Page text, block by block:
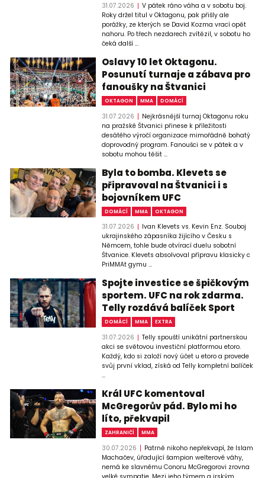
31.07.2026
V pátek ráno váha a v sobotu boj.
Roky držel titul v Oktagonu, pak přišly ale
porážky, ze kterých se David Kozma vrací opět
nahoru. Po třech nezdarech zvítězil, v sobotu ho
čeká další ...
Oslavy 10 let Oktagonu.
Posunutí turnaje a zábava pro
fanoušky na Štvanici
OKTAGON MMA DOMÁCÍ
31.07.2026
Nejkrásnější turnaj Oktagonu roku
na pražské Štvanici přinese k příležitosti
desátého výročí organizace mimořádně bohatý
doprovodný program. Fanoušci se v pátek a v
sobotu mohou těšit ...
Byla to bomba. Klevets se
připravoval na Štvanici i s
bojovníkem UFC
DOMÁCÍ MMA OKTAGON
31.07.2026
Ivan Klevets vs. Kevin Enz. Souboj
ukrajinského zápasníka žijícího v Česku s
Němcem, tohle bude otvírací duelu sobotní
Štvanice. Klevets absolvoval přípravu klasicky c
PriMMAt gymu ...
Spojte investice se špičkovým
sportem. UFC na rok zdarma.
Telly rozdává balíček Sport
DOMÁCÍ MMA EXTRA
31.07.2026
Telly spouští unikátní partnerskou
akci se světovou investiční platformou etoro.
Každý, kdo si založí nový účet u etoro a provede
svůj první vklad, získá od Telly kompletní balíček
...
Král UFC komentoval
McGregorův pád. Bylo mi ho
líto, překvapil
ZAHRANIČÍ MMA
30.07.2026
Patrně nikoho nepřekvapí, že Islam
Machačev, úřadující šampion welterové váhy,
nemá ke slavnému Conoru McGregorovi zrovna